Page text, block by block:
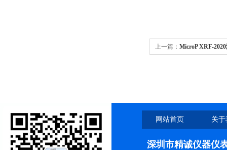
上一篇： MicroP XRF-
网站首页 关
深圳市精诚仪器仪